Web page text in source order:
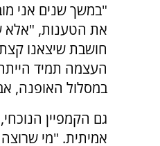
"במשך שנים אני
את הטענות, "אלא
חושבת שיצאנו
העצמה תמיד
במסלול האופנה,
גם הקמפיין
אמיתית. "מי